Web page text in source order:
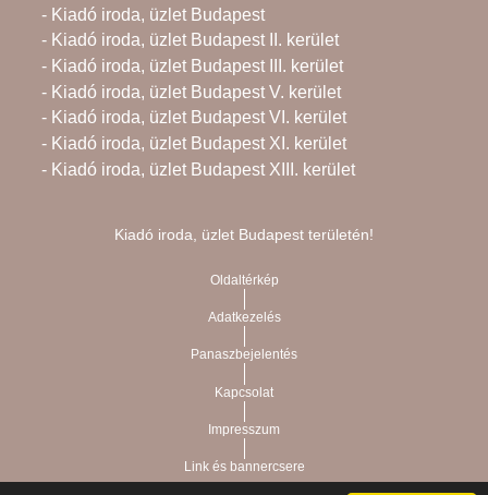
- Kiadó iroda, üzlet Budapest
- Kiadó iroda, üzlet Budapest II. kerület
- Kiadó iroda, üzlet Budapest III. kerület
- Kiadó iroda, üzlet Budapest V. kerület
- Kiadó iroda, üzlet Budapest VI. kerület
- Kiadó iroda, üzlet Budapest XI. kerület
- Kiadó iroda, üzlet Budapest XIII. kerület
Kiadó iroda, üzlet Budapest területén!
Oldaltérkép
Adatkezelés
Panaszbejelentés
Kapcsolat
Impresszum
Link és bannercsere